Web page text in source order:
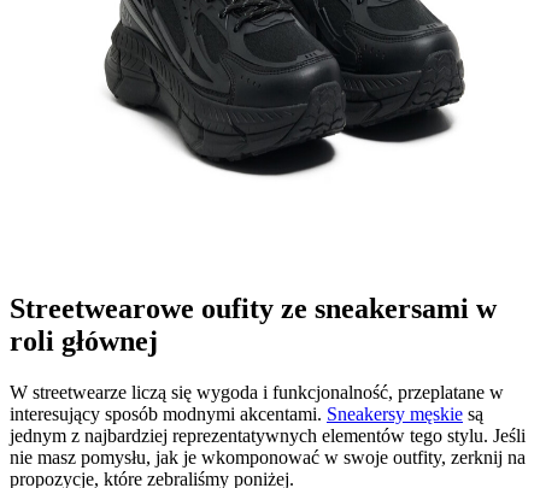
Streetwearowe oufity ze sneakersami w
roli głównej
W streetwearze liczą się wygoda i funkcjonalność, przeplatane w
interesujący sposób modnymi akcentami. Sneakersy męskie są
jednym z najbardziej reprezentatywnych elementów tego stylu. Jeśli
nie masz pomysłu, jak je wkomponować w swoje outfity, zerknij na
propozycje, które zebraliśmy poniżej.